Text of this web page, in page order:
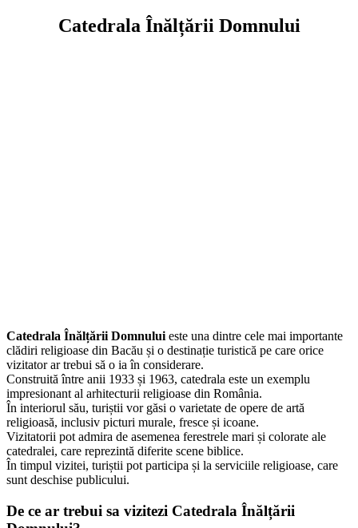
o experiență educativă și captivantă pentru toți cei interesați de
lumea naturală.
Catedrala Înălțării Domnuluieste una dintre cele mai importante
clădiri religioase din Bacău și o destinație turistică pe care orice
vizitator ar trebui să o ia în considerare.
Construită între anii 1933 și 1963, catedrala este un exemplu
impresionant al arhitecturii religioase din România.
În interiorul său, turiștii vor găsi o varietate de opere de artă
religioasă, inclusiv picturi murale, fresce și icoane.
Vizitatorii pot admira de asemenea ferestrele mari și colorate ale
În timpul vizitei, turiștii pot participa și la serviciile religioase, care
sunt deschise publicului.